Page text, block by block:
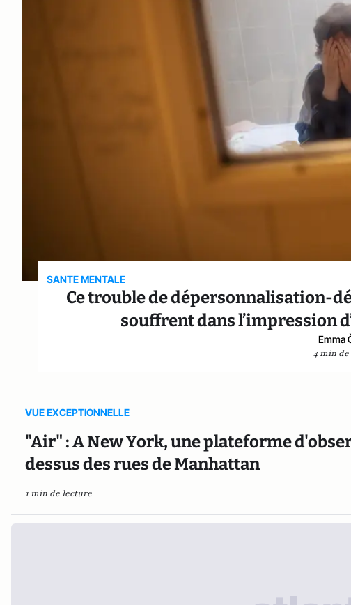
SANTE MENTALE
Ce trouble de dépersonnalisation-
souffrent dans l’impression
Emma
4 min
VUE EXCEPTIONNELLE
"Air" : A New York, une plateforme
dessus des rues de Manhattan
1 min de lecture